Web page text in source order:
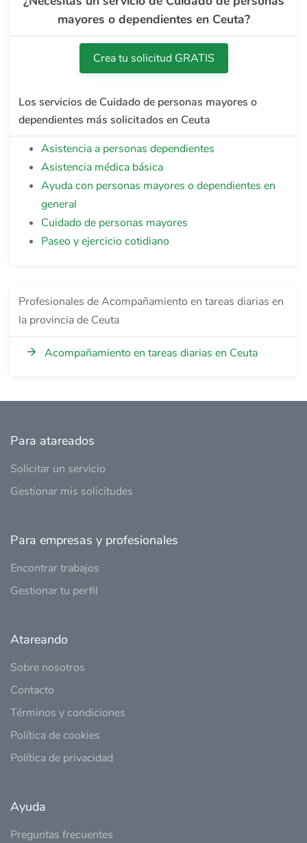
mayores o dependientes en Ceuta?
Crea tu solicitud GRATIS
Los servicios de Cuidado de personas mayores o
dependientes más solicitados en Ceuta
Asistencia a personas dependientes
Asistencia médica básica
Ayuda con personas mayores o dependientes en
general
Cuidado de personas mayores
Paseo y ejercicio cotidiano
Profesionales de Acompañamiento en tareas diarias en
la provincia de Ceuta
Acompañamiento en tareas diarias en Ceuta
Para atareados
Solicitar un servicio
Gestionar mis solicitudes
Para empresas y profesionales
Encontrar trabajos
Gestionar tu perfil
Atareando
Sobre nosotros
Contacto
Términos y condiciones
Política de cookies
Política de privacidad
Ayuda
Preguntas frecuentes